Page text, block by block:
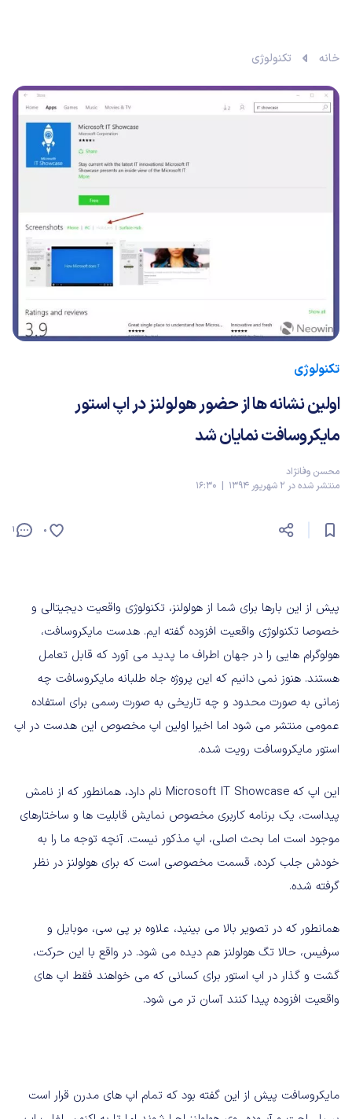
خانه تکنولوژی
تکنولوژی
اولین نشانه ها از حضور هولولنز در اپ استور
مایکروسافت نمایان شد
محسن وفانژاد
منتشر شده در 2 شهریور 1394 | 16:30
1 0
پیش از این بارها برای شما از هولولنز، تکنولوژی واقعیت دیجیتالی و
خصوصا تکنولوژی واقعیت افزوده گفته ایم. هدست مایکروسافت،
هولوگرام هایی را در جهان اطراف ما پدید می آورد که قابل تعامل
هستند. هنوز نمی دانیم که این پروژه جاه طلبانه مایکروسافت چه
زمانی به صورت محدود و چه تاریخی به صورت رسمی برای استفاده
عمومی منتشر می شود اما اخیرا اولین اپ مخصوص این هدست در اپ
استور مایکروسافت رویت شده.
این اپ که Microsoft IT Showcase نام دارد، همانطور که از نامش
پیداست، یک برنامه کاربری مخصوص نمایش قابلیت ها و ساختارهای
موجود است اما بحث اصلی، اپ مذکور نیست. آنچه توجه ما را به
خودش جلب کرده، قسمت مخصوصی است که برای هولولنز در نظر
گرفته شده.
همانطور که در تصویر بالا می بینید، علاوه بر پی سی، موبایل و
سرفیس، حالا تگ هولولنز هم دیده می شود. در واقع با این حرکت،
گشت و گذار در اپ استور برای کسانی که می خواهند فقط اپ های
واقعیت افزوده پیدا کنند آسان تر می شود.
مایکروسافت پیش از این گفته بود که تمام اپ های مدرن قرار است